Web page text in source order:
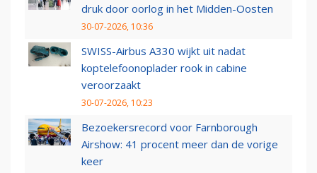
druk door oorlog in het Midden-Oosten
30-07-2026, 10:36
SWISS-Airbus A330 wijkt uit nadat
koptelefoonoplader rook in cabine
veroorzaakt
30-07-2026, 10:23
Bezoekersrecord voor Farnborough
Airshow: 41 procent meer dan de vorige
keer